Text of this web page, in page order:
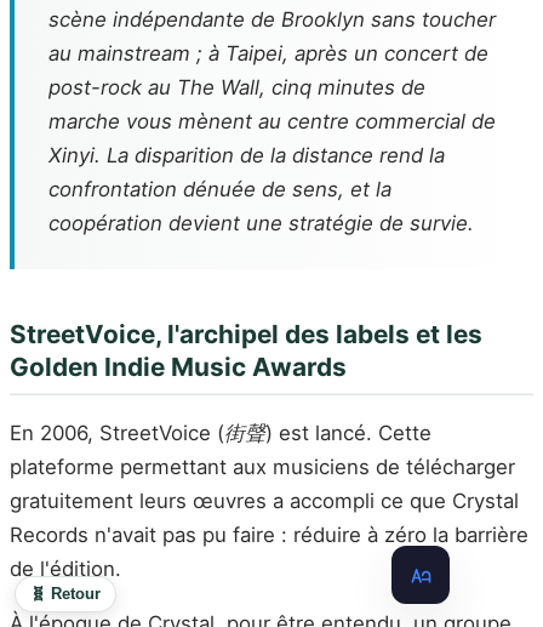
scène indépendante de Brooklyn sans toucher
au mainstream ; à Taipei, après un concert de
post-rock au The Wall, cinq minutes de
marche vous mènent au centre commercial de
Xinyi. La disparition de la distance rend la
confrontation dénuée de sens, et la
coopération devient une stratégie de survie.
StreetVoice, l'archipel des labels et les
Golden Indie Music Awards
En 2006, StreetVoice (街聲) est lancé. Cette
plateforme permettant aux musiciens de télécharger
gratuitement leurs œuvres a accompli ce que Crystal
Records n'avait pas pu faire : réduire à zéro la barrière
de l'édition.
🧬 Retour